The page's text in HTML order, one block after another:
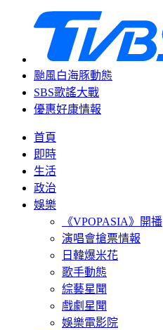
颱風白海豚動態
SBS歌謠大戰
優惠好康情報
首頁
即時
生活
政治
娛樂
《VPOPASIA》開播
演唱會搶票情報
日韓爆米花
歌手動態
綜藝星聞
戲劇星聞
娛樂電影院